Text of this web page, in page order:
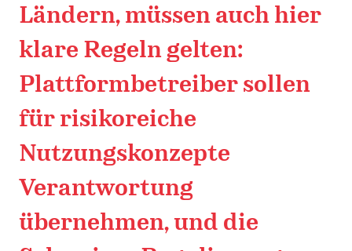
Ländern, müssen auch hier
klare Regeln gelten:
Plattformbetreiber sollen
für risikoreiche
Nutzungskonzepte
Verantwortung
übernehmen, und die